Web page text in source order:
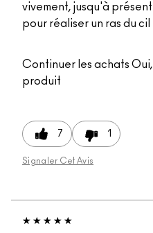
vivement, jusqu'à
pour réaliser un ras du
Continuer les achats
produit
7 1
Signaler Cet Avis